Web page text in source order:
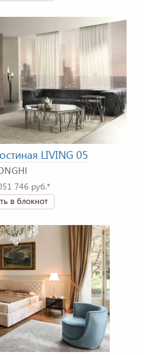
LIVING 05
746 руб.*
в блокнот